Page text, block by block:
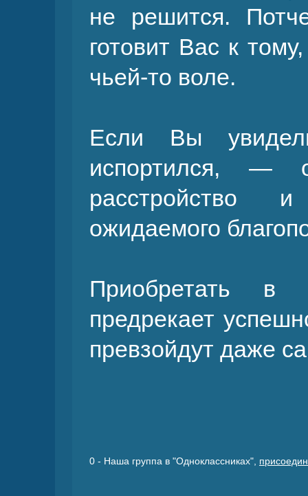
не решится.
готовит Вас к
чьей-то воле.
Если Вы
испортился, —
расстройство
ожидаемого
Приобретать в
предрекает
превзойдут даже
0 - Наша группа в "Одноклассниках",